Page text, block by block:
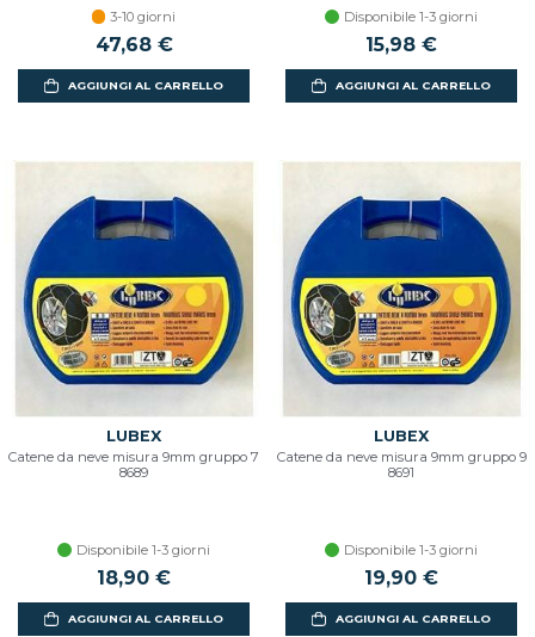
3-10 giorni
47,68 €
AGGIUNGI AL CARRELLO
Disponibile 1-3 giorni
15,98 €
AGGIUNGI AL CARRELLO
LUBEX
Catene da neve misura 9mm gruppo 7
8689
Disponibile 1-3 giorni
18,90 €
AGGIUNGI AL CARRELLO
LUBEX
Catene da neve misura 9mm gruppo 9
8691
Disponibile 1-3 giorni
19,90 €
AGGIUNGI AL CARRELLO